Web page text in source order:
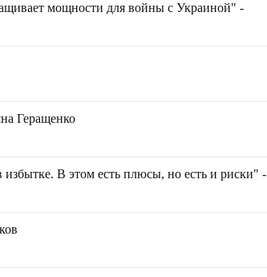
мощности для войны с Украиной" -
Геращенко
В этом есть плюсы, но есть и риски" -